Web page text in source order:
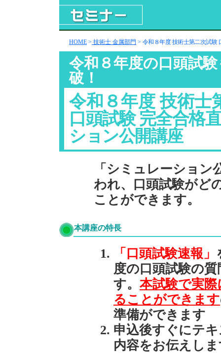
HOME > 技術士 金属部門 > 令和８年度 技術士第二次試験
令和８年度の口頭試
破！
令和８年度 技術士
口頭試験 完全合格
ション公開講座
「シミュレーション
われ、口頭試験がど
ことができます。
本講座の特長
「口頭試験速報」
度の口頭試験の
す。 本試験で実
ることができます
準備ができます
申込後すぐにテ
内容をお伝えし